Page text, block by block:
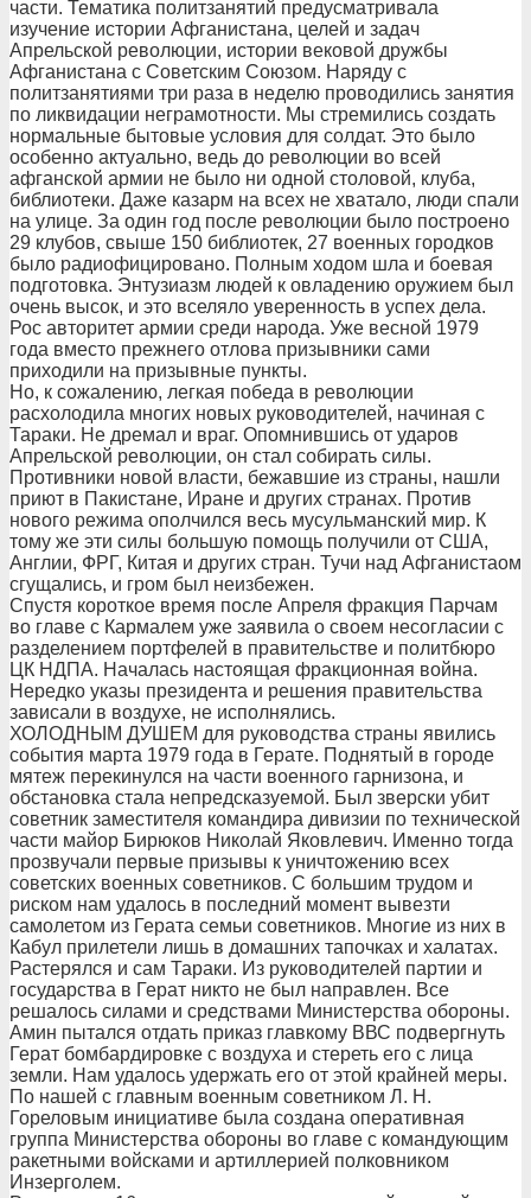
части. Тематика политзанятий предусматривала
изучение истории Афганистана, целей и задач
Апрельской революции, истории вековой дружбы
Афганистана с Советским Союзом. Наряду с
политзанятиями три раза в неделю проводились занятия
по ликвидации неграмотности. Мы стремились создать
нормальные бытовые условия для солдат. Это было
особенно актуально, ведь до революции во всей
афганской армии не было ни одной столовой, клуба,
библиотеки. Даже казарм на всех не хватало, люди спали
на улице. За один год после революции было построено
29 клубов, свыше 150 библиотек, 27 военных городков
было радиофицировано. Полным ходом шла и боевая
подготовка. Энтузиазм людей к овладению оружием был
очень высок, и это вселяло уверенность в успех дела.
Рос авторитет армии среди народа. Уже весной 1979
года вместо прежнего отлова призывники сами
приходили на призывные пункты.
Но, к сожалению, легкая победа в революции
расхолодила многих новых руководителей, начиная с
Тараки. Не дремал и враг. Опомнившись от ударов
Апрельской революции, он стал собирать силы.
Противники новой власти, бежавшие из страны, нашли
приют в Пакистане, Иране и других странах. Против
нового режима ополчился весь мусульманский мир. К
тому же эти силы большую помощь получили от США,
Англии, ФРГ, Китая и других стран. Тучи над Афганистаом
сгущались, и гром был неизбежен.
Спустя короткое время после Апреля фракция Парчам
во главе с Кармалем уже заявила о своем несогласии с
разделением портфелей в правительстве и политбюро
ЦК НДПА. Началась настоящая фракционная война.
Нередко указы президента и решения правительства
зависали в воздухе, не исполнялись.
ХОЛОДНЫМ ДУШЕМ для руководства страны явились
события марта 1979 года в Герате. Поднятый в городе
мятеж перекинулся на части военного гарнизона, и
обстановка стала непредсказуемой. Был зверски убит
советник заместителя командира дивизии по технической
части майор Бирюков Николай Яковлевич. Именно тогда
прозвучали первые призывы к уничтожению всех
советских военных советников. С большим трудом и
риском нам удалось в последний момент вывезти
самолетом из Герата семьи советников. Многие из них в
Кабул прилетели лишь в домашних тапочках и халатах.
Растерялся и сам Тараки. Из руководителей партии и
государства в Герат никто не был направлен. Все
решалось силами и средствами Министерства обороны.
Амин пытался отдать приказ главкому ВВС подвергнуть
Герат бомбардировке с воздуха и стереть его с лица
земли. Нам удалось удержать его от этой крайней меры.
По нашей с главным военным советником Л. Н.
Гореловым инициативе была создана оперативная
группа Министерства обороны во главе с командующим
ракетными войсками и артиллерией полковником
Инзерголем.